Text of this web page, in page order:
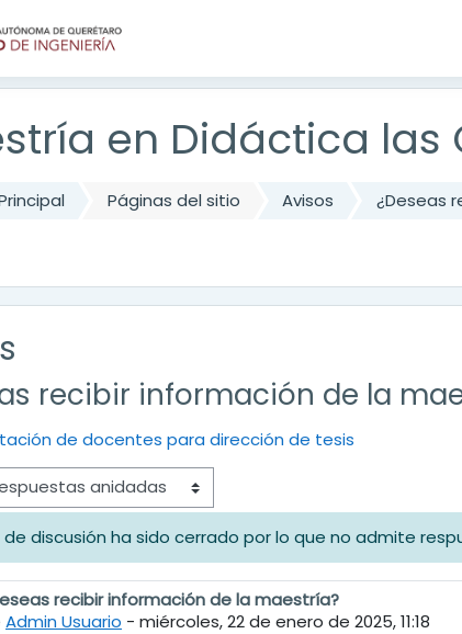
en Didáctica las
Páginas del sitio Avisos ¿Deseas
recibir información de la
de docentes para dirección de tesis
de discusión ha sido cerrado por lo que no admite
recibir información de la maestría?
Admin Usuario - miércoles, 22 de enero de 2025, 11:18
de respuestas: 0